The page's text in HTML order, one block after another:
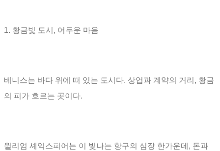
1. 황금빛 도시 , 어두운 마음
베니스는 바다 위에 떠 있는 도시다. 상업과 계약의 거리 , 황금
의 피가 흐르는 곳이다.
윌리엄 셰익스피어는 이 빛나는 항구의 심장 한가운데 , 돈과